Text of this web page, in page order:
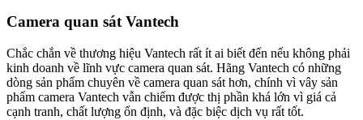
Camera quan sát Vantech
Chắc chắn về thương hiệu Vantech rất ít ai biết đến nếu không phải
kinh doanh về lĩnh vực camera quan sát. Hãng Vantech có những
dòng sản phẩm chuyên về camera quan sát hơn, chính vì vây sản
phẩm camera Vantech vẫn chiếm được thị phần khá lớn vì giá cả
cạnh tranh, chất lượng ổn định, và đặc biệc dịch vụ rất tốt.